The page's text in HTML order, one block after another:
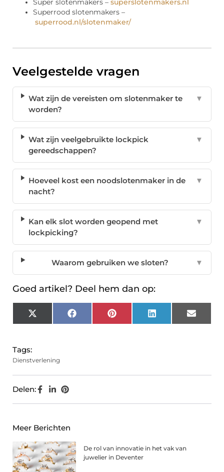
Super slotenmakers – superslotenmakers.nl
Superrood slotenmakers –
superrood.nl/slotenmaker/
Veelgestelde vragen
Wat zijn de vereisten om slotenmaker te
worden?
▼
Wat zijn veelgebruikte lockpick
gereedschappen?
▼
Hoeveel kost een noodslotenmaker in de
nacht?
▼
Kan elk slot worden geopend met
lockpicking?
▼
Waarom gebruiken we sloten? ▼
Goed artikel? Deel hem dan op:
X
(Twitter)
FacebookPinterest LinkedIn Email
Tags:
Dienstverlening
Delen:
Meer Berichten
De rol van innovatie in het vak van
juwelier in Deventer